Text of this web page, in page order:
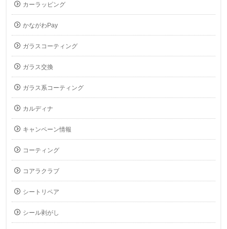
カーラッピング
かながわPay
ガラスコーティング
ガラス交換
ガラス系コーティング
カルディナ
キャンペーン情報
コーティング
コアラクラブ
シートリペア
シール剥がし